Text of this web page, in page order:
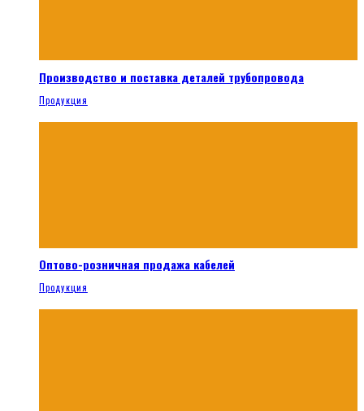
Производство и поставка деталей трубопровода
Продукция
Оптово-розничная продажа кабелей
Продукция